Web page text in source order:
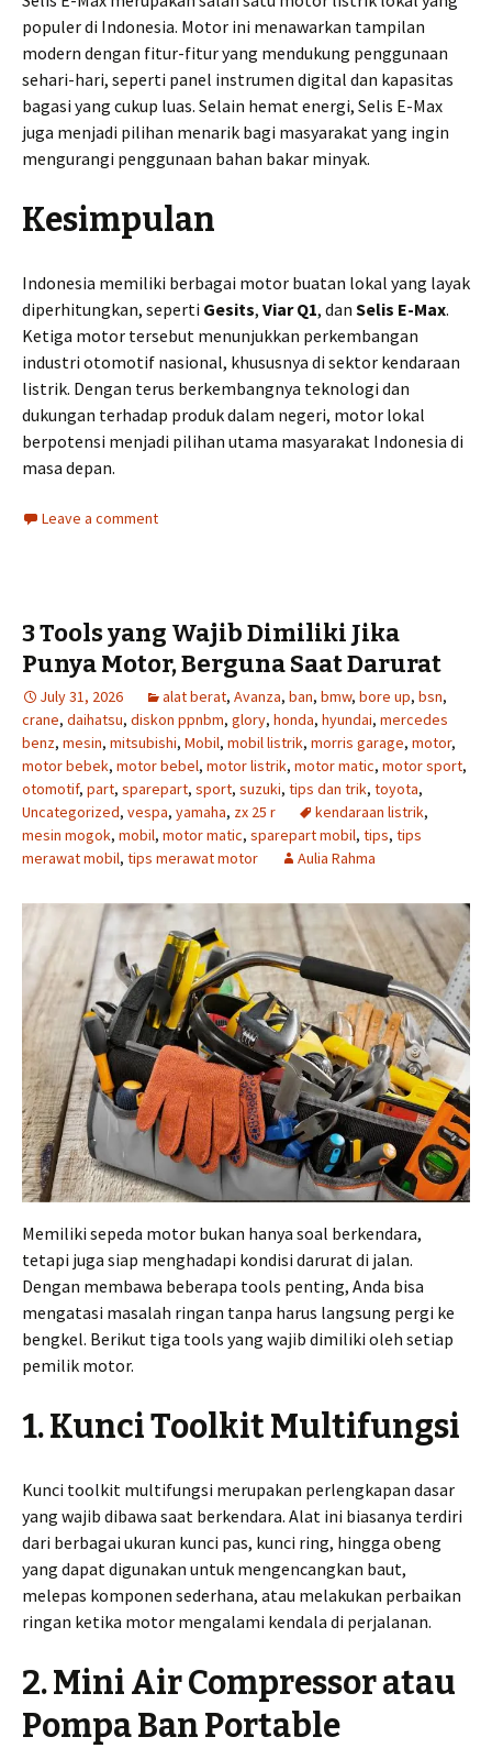
populer di Indonesia. Motor ini menawarkan tampilan
modern dengan fitur-fitur yang mendukung penggunaan
sehari-hari, seperti panel instrumen digital dan kapasitas
bagasi yang cukup luas. Selain hemat energi, Selis E-Max
juga menjadi pilihan menarik bagi masyarakat yang ingin
mengurangi penggunaan bahan bakar minyak.
Kesimpulan
Indonesia memiliki berbagai motor buatan lokal yang layak
diperhitungkan, seperti Gesits, Viar Q1, dan Selis E-Max.
Ketiga motor tersebut menunjukkan perkembangan
industri otomotif nasional, khususnya di sektor kendaraan
listrik. Dengan terus berkembangnya teknologi dan
dukungan terhadap produk dalam negeri, motor lokal
berpotensi menjadi pilihan utama masyarakat Indonesia di
masa depan.
Leave a comment
3 Tools yang Wajib Dimiliki Jika
Punya Motor, Berguna Saat Darurat
July 31, 2026 alat berat, Avanza, ban, bmw, bore up, bsn,
crane, daihatsu, diskon ppnbm, glory, honda, hyundai, mercedes
benz, mesin, mitsubishi, Mobil, mobil listrik, morris garage, motor,
motor bebek, motor bebel, motor listrik, motor matic, motor sport,
otomotif, part, sparepart, sport, suzuki, tips dan trik, toyota,
Uncategorized, vespa, yamaha, zx 25 r kendaraan listrik,
mesin mogok, mobil, motor matic, sparepart mobil, tips, tips
merawat mobil, tips merawat motor Aulia Rahma
Memiliki sepeda motor bukan hanya soal berkendara,
tetapi juga siap menghadapi kondisi darurat di jalan.
Dengan membawa beberapa tools penting, Anda bisa
mengatasi masalah ringan tanpa harus langsung pergi ke
bengkel. Berikut tiga tools yang wajib dimiliki oleh setiap
pemilik motor.
1. Kunci Toolkit Multifungsi
Kunci toolkit multifungsi merupakan perlengkapan dasar
yang wajib dibawa saat berkendara. Alat ini biasanya terdiri
dari berbagai ukuran kunci pas, kunci ring, hingga obeng
yang dapat digunakan untuk mengencangkan baut,
melepas komponen sederhana, atau melakukan perbaikan
ringan ketika motor mengalami kendala di perjalanan.
2. Mini Air Compressor atau
Pompa Ban Portable